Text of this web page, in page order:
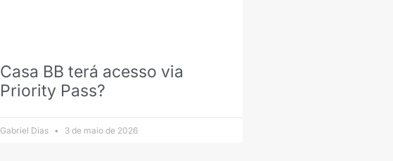
Casa BB terá acesso via
Priority Pass?
Gabriel Dias 3 de maio de 2026